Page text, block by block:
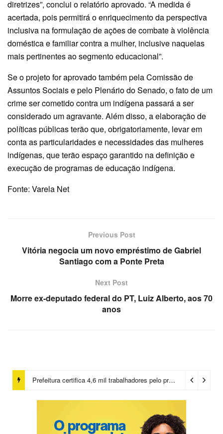
diretrizes”, conclui o relatório aprovado. “A medida é
acertada, pois permitirá o enriquecimento da perspectiva
inclusiva na formulação de ações de combate à violência
doméstica e familiar contra a mulher, inclusive naquelas
mais pertinentes ao segmento educacional”.
Se o projeto for aprovado também pela Comissão de
Assuntos Sociais e pelo Plenário do Senado, o fato de um
crime ser cometido contra um indígena passará a ser
considerado um agravante. Além disso, a elaboração de
políticas públicas terão que, obrigatoriamente, levar em
conta as particularidades e necessidades das mulheres
indígenas, que terão espaço garantido na definição e
execução de programas de educação indígena.
Fonte: Varela Net
Previous Post
Vitória negocia um novo empréstimo de Gabriel
Santiago com a Ponte Preta
Next Post
Morre ex-deputado federal do PT, Luiz Alberto, aos 70
anos
Prefeitura certifica 4,6 mil trabalhadores pelo programa Treinar para Empregar e realiza Feirão de Empregabilidade